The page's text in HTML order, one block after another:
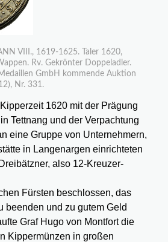
VIII., 1619-1625. Taler 1620,
Rv. Gekrönter Doppeladler.
GmbH kommende Auktion
Nr. 331.
1620 mit der Prägung
Tettnang und der Verpachtung
eine Gruppe von Unternehmern,
in Langenargen einrichteten
also 12-Kreuzer-
Fürsten beschlossen, das
beenden und zu gutem Geld
Graf Hugo von Montfort die
Kippermünzen in großen